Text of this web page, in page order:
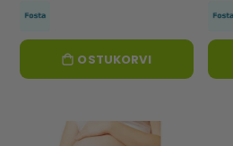
OSTUKORVI